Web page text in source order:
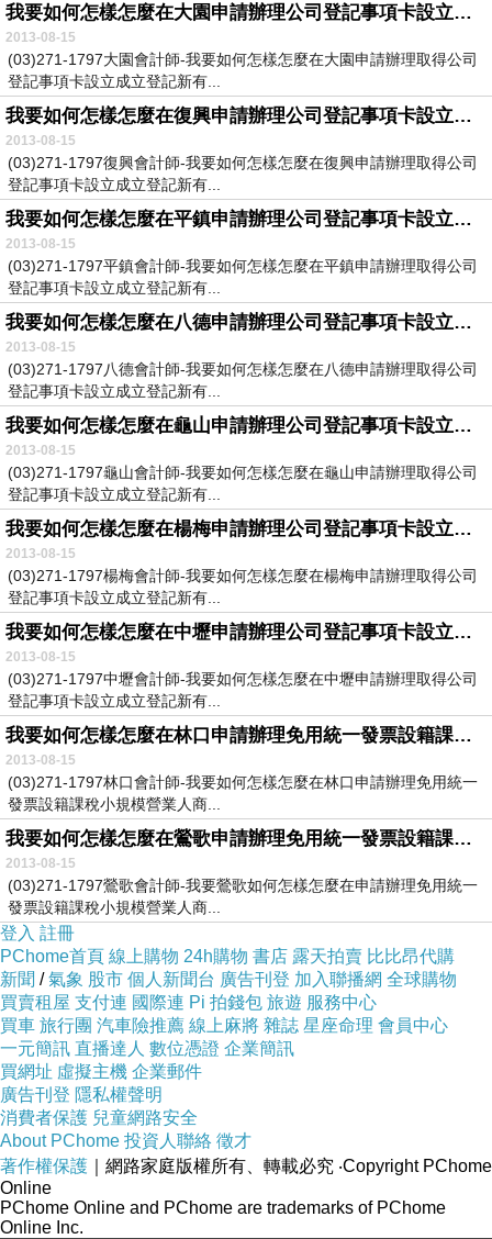
我要如何怎樣怎麼在大園申請辦理公司登記事項卡設立成立登記新有限公司股份有限公司
2013-08-15
(03)271-1797大園會計師-我要如何怎樣怎麼在大園申請辦理取得公司
登記事項卡設立成立登記新有...
我要如何怎樣怎麼在復興申請辦理公司登記事項卡設立成立登記新有限公司股份有限公司
2013-08-15
(03)271-1797復興會計師-我要如何怎樣怎麼在復興申請辦理取得公司
登記事項卡設立成立登記新有...
我要如何怎樣怎麼在平鎮申請辦理公司登記事項卡設立成立登記新有限公司股份有限公司
2013-08-15
(03)271-1797平鎮會計師-我要如何怎樣怎麼在平鎮申請辦理取得公司
登記事項卡設立成立登記新有...
我要如何怎樣怎麼在八德申請辦理公司登記事項卡設立成立登記新有限公司股份有限公司
2013-08-15
(03)271-1797八德會計師-我要如何怎樣怎麼在八德申請辦理取得公司
登記事項卡設立成立登記新有...
我要如何怎樣怎麼在龜山申請辦理公司登記事項卡設立成立登記新有限公司股份有限公司
2013-08-15
(03)271-1797龜山會計師-我要如何怎樣怎麼在龜山申請辦理取得公司
登記事項卡設立成立登記新有...
我要如何怎樣怎麼在楊梅申請辦理公司登記事項卡設立成立登記新有限公司股份有限公司
2013-08-15
(03)271-1797楊梅會計師-我要如何怎樣怎麼在楊梅申請辦理取得公司
登記事項卡設立成立登記新有...
我要如何怎樣怎麼在中壢申請辦理公司登記事項卡設立成立登記新有限公司股份有限公司
2013-08-15
(03)271-1797中壢會計師-我要如何怎樣怎麼在中壢申請辦理取得公司
登記事項卡設立成立登記新有...
我要如何怎樣怎麼在林口申請辦理免用統一發票設籍課稅小規模營業人商號企業社工作室
2013-08-15
(03)271-1797林口會計師-我要如何怎樣怎麼在林口申請辦理免用統一
發票設籍課稅小規模營業人商...
我要如何怎樣怎麼在鶯歌申請辦理免用統一發票設籍課稅小規模營業人商號企業社工作室
2013-08-15
(03)271-1797鶯歌會計師-我要鶯歌如何怎樣怎麼在申請辦理免用統一
發票設籍課稅小規模營業人商...
登入 註冊
PChome首頁 線上購物 24h購物 書店 露天拍賣 比比昂代購
新聞 /氣象 股市 個人新聞台 廣告刊登 加入聯播網 全球購物
買賣租屋 支付連 國際連 Pi 拍錢包 旅遊 服務中心
買車 旅行團 汽車險推薦 線上麻將 雜誌 星座命理 會員中心
一元簡訊 直播達人 數位憑證 企業簡訊
買網址 虛擬主機 企業郵件
廣告刊登 隱私權聲明
消費者保護 兒童網路安全
About PChome 投資人聯絡 徵才
著作權保護 ｜網路家庭版權所有、轉載必究 ‧Copyright PChome
Online
PChome Online and PChome are trademarks of PChome
Online Inc.